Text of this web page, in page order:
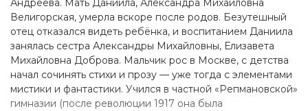
Андреева. Мать Даниила, Александра Михайловна
Велигорская, умерла вскоре после родов. Безутешный
отец отказался видеть ребёнка, и воспитанием Даниила
занялась сестра Александры Михайловны, Елизавета
Михайловна Доброва. Мальчик рос в Москве, с детства
начал сочинять стихи и прозу — уже тогда с элементами
мистики и фантастики. Учился в частной «Репмановской»
гимназии (после революции 1917 она была